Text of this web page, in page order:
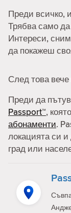
Преди всичко,
Трябва само
Интереси,
да покажеш
След това
Преди да
Passport™,
абонаменти.
локацията си
град или